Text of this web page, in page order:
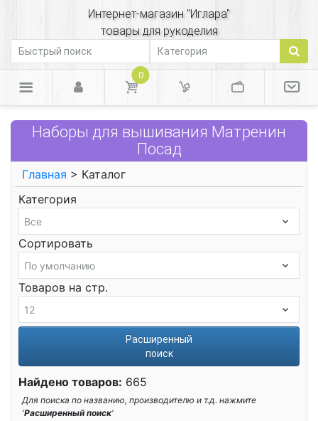
Интернет-магазин "Иглара"
товары для рукоделия
0
Наборы для вышивания Матренин
Посад
Главная > Каталог
Категория
Сортировать
Товаров на стр.
Расширенный
поиск
Найдено товаров: 665
Для поиска по названию, производителю и т.д. нажмите
'Расширенный поиск'